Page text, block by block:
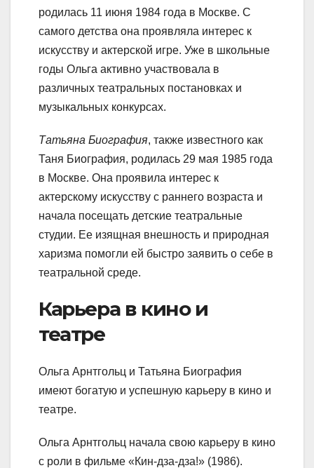
родилась 11 июня 1984 года в Москве. С
самого детства она проявляла интерес к
искусству и актерской игре. Уже в школьные
годы Ольга активно участвовала в
различных театральных постановках и
музыкальных конкурсах.
Татьяна Биография, также известного как
Таня Биография, родилась 29 мая 1985 года
в Москве. Она проявила интерес к
актерскому искусству с раннего возраста и
начала посещать детские театральные
студии. Ее изящная внешность и природная
харизма помогли ей быстро заявить о себе в
театральной среде.
Карьера в кино и
театре
Ольга Арнтгольц и Татьяна Биография
имеют богатую и успешную карьеру в кино и
театре.
Ольга Арнтгольц начала свою карьеру в кино
с роли в фильме «Кин-дза-дза!» (1986).